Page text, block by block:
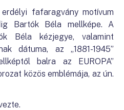
fafaragvány motívum
Bartók Béla mellképe. A
Béla kézjegye, valamint
dátuma, az „1881-1945”
balra az EUROPA”
közös emblémája, az ún.